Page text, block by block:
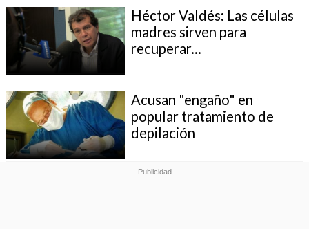
Héctor Valdés: Las células
madres sirven para
recuperar...
Acusan "engaño" en
popular tratamiento de
depilación